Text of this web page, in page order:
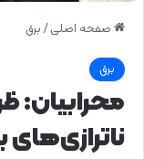
صفحه اصلی / برق
برق
محرابیان:
ناترازی‌های